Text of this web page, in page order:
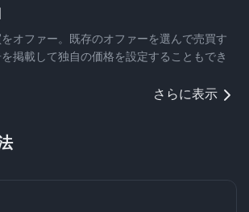
オファー。既存のオファーを選んで売買す
掲載して独自の価格を設定することもでき
さらに表示